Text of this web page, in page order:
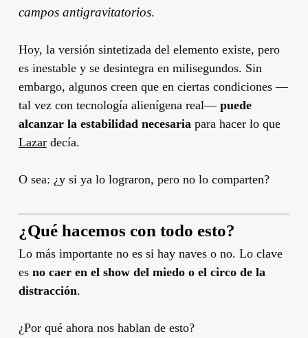
campos antigravitatorios.
Hoy, la versión sintetizada del elemento existe, pero
es inestable y se desintegra en milisegundos. Sin
embargo, algunos creen que en ciertas condiciones —
tal vez con tecnología alienígena real— puede
alcanzar la estabilidad necesaria para hacer lo que
Lazardecía.
O sea: ¿y si ya lo lograron, pero no lo comparten?
¿Qué hacemos con todo esto?
Lo más importante no es si hay naves o no. Lo clave
es no caer en el show del miedo o el circo de la
distracción.
¿Por qué ahora nos hablan de esto?